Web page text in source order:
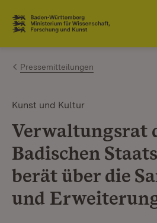
Zum Inhalt springen
Link zur Startseite
Pressemitteilungen
Kunst und Kultur
Verwaltungsrat
Badischen
berät über die
und